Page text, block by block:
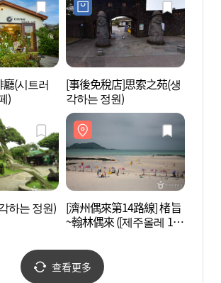
(시트러
)
[事後免稅店]思索之苑(생
각하는 정원)
하는 정원)
[濟州偶來第14路線] 楮旨
~翰林偶來 ([제주올레 14
查看更多